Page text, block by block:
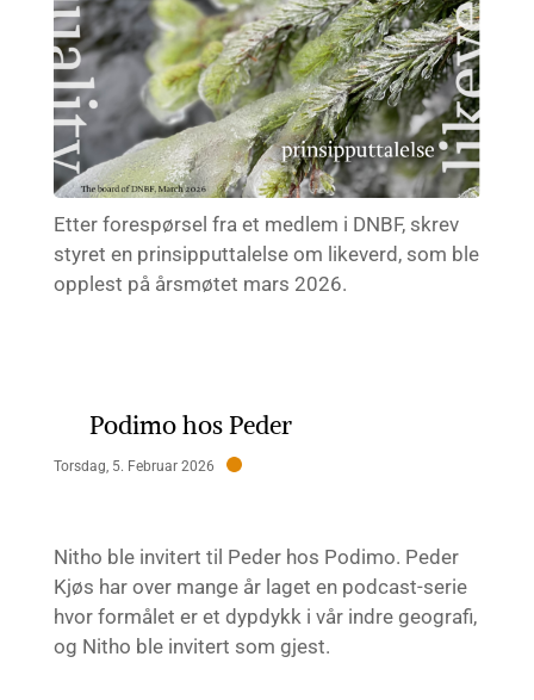
Etter forespørsel fra et medlem i DNBF, skrev
styret en prinsipputtalelse om likeverd, som ble
opplest på årsmøtet mars 2026.
Podimo hos Peder
Torsdag, 5. Februar 2026
Nitho ble invitert til Peder hos Podimo. Peder
Kjøs har over mange år laget en podcast-serie
hvor formålet er et dypdykk i vår indre geografi,
og Nitho ble invitert som gjest.